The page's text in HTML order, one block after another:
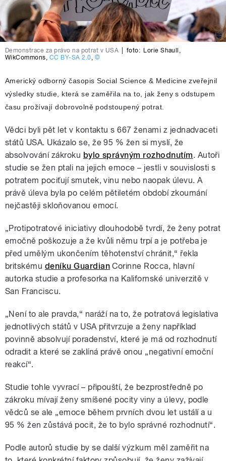
Demonstrace za právo na potrat v USA foto: Lorie Shaull ,
WikCommons, CC BY-SA 2.0, ©
Americký odborný časopis Social Science & Medicine zveřejnil
výsledky studie, která se zaměřila na to, jak ženy s odstupem
času prožívají dobrovolně podstoupený potrat.
Vědci byli pět let v kontaktu s 667 ženami z jednadvaceti
států USA. Ukázalo se, že 95 % žen si myslí, že
absolvování zákroku bylo správným rozhodnutím. Autoři
studie se žen ptali na jejich emoce – jestli v souvislosti s
potratem pociťují smutek, vinu nebo naopak úlevu. A
právě úleva byla po celém pětiletém období zkoumání
nejčastěji skloňovanou emocí.
„Protipotratové iniciativy dlouhodobě tvrdí, že ženy potrat
emočně poškozuje a že kvůli němu trpí a je potřeba je
před umělým ukončením těhotenství chránit,“ řekla
britskému deníku Guardian Corinne Rocca, hlavní
autorka studie a profesorka na Kalifornské univerzitě v
San Franciscu.
„Není to ale pravda,“ naráží na to, že potratová legislativa
jednotlivých států v USA přitvrzuje a ženy například
povinně absolvují poradenství, které je má od rozhodnutí
odradit a které se zaklíná právě onou „negativní emoční
reakcí“.
Studie tohle vyvrací – připouští, že bezprostředně po
zákroku mívají ženy smíšené pocity viny a úlevy, podle
vědců se ale „emoce během prvních dvou let ustálí a u
95 % žen zůstává pocit, že to bylo správné rozhodnutí“.
Podle autorů studie by se další výzkum měl zaměřit na